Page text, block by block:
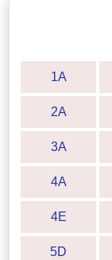
1A
2A
3A
4A
4E
5D